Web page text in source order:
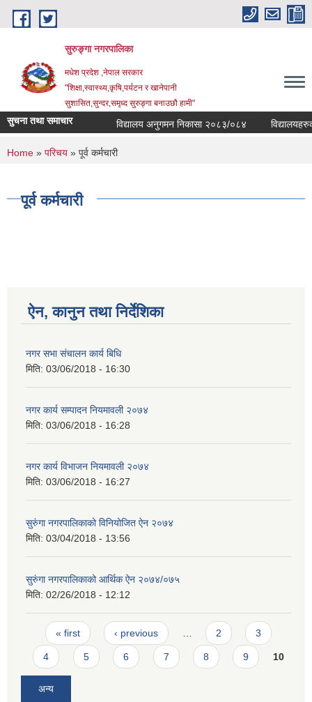
Skip to main content
सुरुङ्‍गा नगरपालिका
मधेश प्रदेश ,नेपाल सरकार
"शिक्षा,स्वास्थ्य,कृषि,पर्यटन र खानेपानी
सुशासित,सुन्दर,समृध्द सुरुङ्गा बनाउछौ हामी"
सुचना तथा समाचार विद्यालय अनुगमन निकासा २०८३/०८४
You are here
Home » परिचय » पूर्व कर्मचारी
पूर्व कर्मचारी
ऐन, कानुन तथा निर्देशिका
नगर सभा संचालन कार्य बिधि
मिति: 03/06/2018 - 16:30
नगर कार्य सम्पादन नियमावली २०७४
मिति: 03/06/2018 - 16:28
नगर कार्य विभाजन नियमावली २०७४
मिति: 03/06/2018 - 16:27
सुरुंगा नगरपालिकाको विनियोजित ऐन २०७४
मिति: 03/04/2018 - 13:56
सुरुंगा नगरपालिकाको आर्थिक ऐन २०७४/०७५
मिति: 02/26/2018 - 12:12
Pages
« first ‹ previous 2 3
4 5 6 7 8 9 10
अन्य